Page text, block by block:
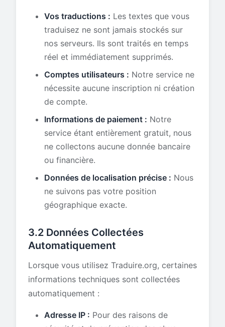
Vos traductions : Les textes que vous
traduisez ne sont jamais stockés sur
nos serveurs. Ils sont traités en temps
réel et immédiatement supprimés.
Comptes utilisateurs : Notre service ne
nécessite aucune inscription ni création
de compte.
Informations de paiement : Notre
service étant entièrement gratuit, nous
ne collectons aucune donnée bancaire
ou financière.
Données de localisation précise : Nous
ne suivons pas votre position
géographique exacte.
3.2 Données Collectées
Automatiquement
Lorsque vous utilisez Traduire.org, certaines
informations techniques sont collectées
automatiquement :
Adresse IP : Pour des raisons de